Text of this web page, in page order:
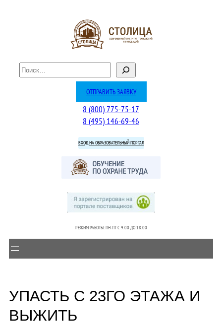
П
о
ОТПРАВИТЬ ЗАЯВКУ
8 (800) 775-75-17
8 (495) 146-69-46
ВХОД НА ОБРАЗОВАТЕЛЬНЫЙ ПОРТАЛ
РЕЖИМ РАБОТЫ: ПН-ПТ C 9.00 ДО 18.00
УПАСТЬ С 23ГО ЭТАЖА И
ВЫЖИТЬ